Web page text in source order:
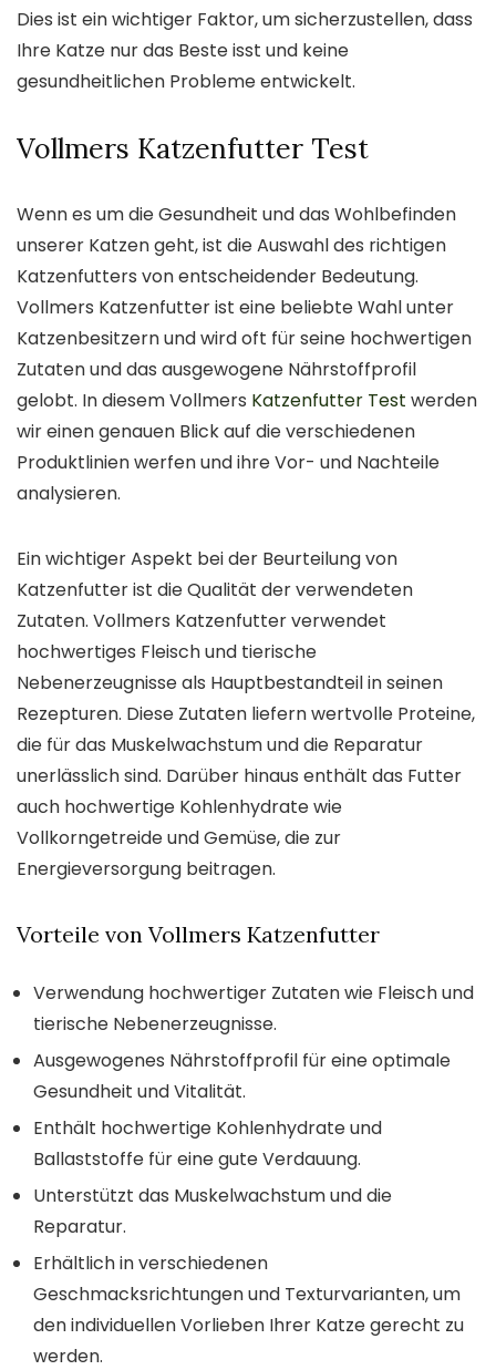
Dies ist ein wichtiger Faktor, um sicherzustellen, dass
Ihre Katze nur das Beste isst und keine
gesundheitlichen Probleme entwickelt.
Vollmers Katzenfutter Test
Wenn es um die Gesundheit und das Wohlbefinden
unserer Katzen geht, ist die Auswahl des richtigen
Katzenfutters von entscheidender Bedeutung.
Vollmers Katzenfutter ist eine beliebte Wahl unter
Katzenbesitzern und wird oft für seine hochwertigen
Zutaten und das ausgewogene Nährstoffprofil
gelobt. In diesem Vollmers Katzenfutter Test werden
wir einen genauen Blick auf die verschiedenen
Produktlinien werfen und ihre Vor- und Nachteile
analysieren.
Ein wichtiger Aspekt bei der Beurteilung von
Katzenfutter ist die Qualität der verwendeten
Zutaten. Vollmers Katzenfutter verwendet
hochwertiges Fleisch und tierische
Nebenerzeugnisse als Hauptbestandteil in seinen
Rezepturen. Diese Zutaten liefern wertvolle Proteine,
die für das Muskelwachstum und die Reparatur
unerlässlich sind. Darüber hinaus enthält das Futter
auch hochwertige Kohlenhydrate wie
Vollkorngetreide und Gemüse, die zur
Energieversorgung beitragen.
Vorteile von Vollmers Katzenfutter
Verwendung hochwertiger Zutaten wie Fleisch und
tierische Nebenerzeugnisse.
Ausgewogenes Nährstoffprofil für eine optimale
Gesundheit und Vitalität.
Enthält hochwertige Kohlenhydrate und
Ballaststoffe für eine gute Verdauung.
Unterstützt das Muskelwachstum und die
Reparatur.
Erhältlich in verschiedenen
Geschmacksrichtungen und Texturvarianten, um
den individuellen Vorlieben Ihrer Katze gerecht zu
werden.